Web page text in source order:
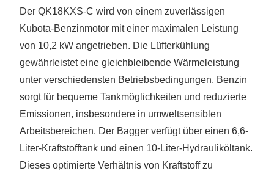
Der QK18KXS-C wird von einem zuverlässigen
Kubota-Benzinmotor mit einer maximalen Leistung
von 10,2 kW angetrieben. Die Lüfterkühlung
gewährleistet eine gleichbleibende Wärmeleistung
unter verschiedensten Betriebsbedingungen. Benzin
sorgt für bequeme Tankmöglichkeiten und reduzierte
Emissionen, insbesondere in umweltsensiblen
Arbeitsbereichen. Der Bagger verfügt über einen 6,6-
Liter-Kraftstofftank und einen 10-Liter-Hydrauliköltank.
Dieses optimierte Verhältnis von Kraftstoff zu